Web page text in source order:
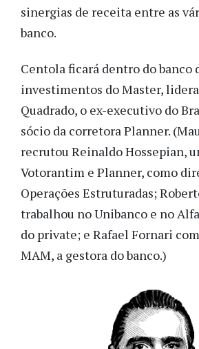
sinergias de receita entre as
banco.
Centola ficará dentro do banco
investimentos do Master,
Quadrado, o ex-executivo do
sócio da corretora Planner.
recrutou Reinaldo Hossepian,
Votorantim e Planner, como
Operações Estruturadas;
trabalhou no Unibanco e no
do private; e Rafael Fornari
MAM, a gestora do banco.)